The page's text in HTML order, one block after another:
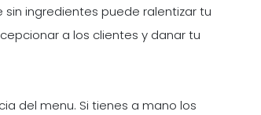
ingredientes puede ralentizar tu
a los clientes y danar tu
del menu. Si tienes a mano los